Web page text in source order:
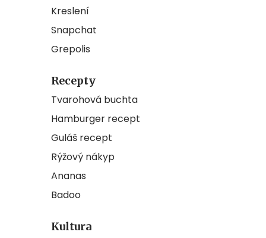
Kreslení
Snapchat
Grepolis
Recepty
Tvarohová buchta
Hamburger recept
Guláš recept
Rýžový nákyp
Ananas
Badoo
Kultura